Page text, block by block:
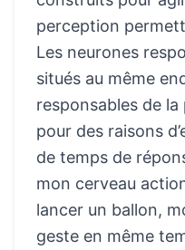
perception
Les neurones
situés au même
responsables de
pour des raisons
de temps de
mon cerveau
lancer un ballon,
geste en même